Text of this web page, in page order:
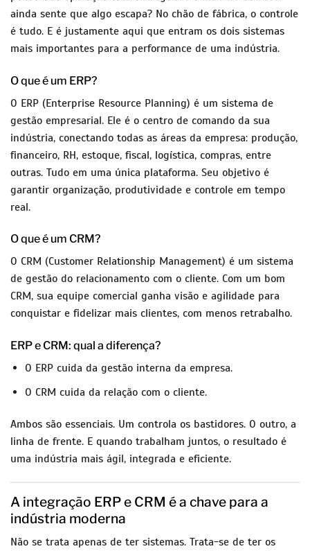
ainda sente que algo escapa? No chão de fábrica, o controle
é tudo. E é justamente aqui que entram os dois sistemas
mais importantes para a performance de uma indústria.
O que é um ERP?
O ERP (Enterprise Resource Planning) é um sistema de
gestão empresarial. Ele é o centro de comando da sua
indústria, conectando todas as áreas da empresa: produção,
financeiro, RH, estoque, fiscal, logística, compras, entre
outras. Tudo em uma única plataforma. Seu objetivo é
garantir organização, produtividade e controle em tempo
real.
O que é um CRM?
O CRM (Customer Relationship Management) é um sistema
de gestão do relacionamento com o cliente. Com um bom
CRM, sua equipe comercial ganha visão e agilidade para
conquistar e fidelizar mais clientes, com menos retrabalho.
ERP e CRM: qual a diferença?
O ERP cuida da gestão interna da empresa.
O CRM cuida da relação com o cliente.
Ambos são essenciais. Um controla os bastidores. O outro, a
linha de frente. E quando trabalham juntos, o resultado é
uma indústria mais ágil, integrada e eficiente.
A integração ERP e CRM é a chave para a
indústria moderna
Não se trata apenas de ter sistemas. Trata-se de ter os